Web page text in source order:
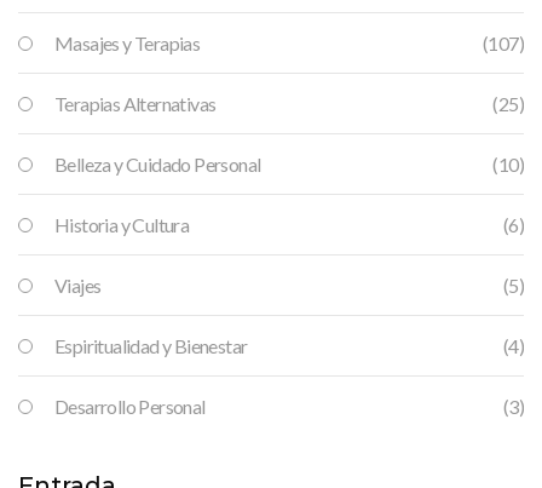
Masajes y Terapias (107)
Terapias Alternativas (25)
Belleza y Cuidado Personal (10)
Historia y Cultura (6)
Viajes (5)
Espiritualidad y Bienestar (4)
Desarrollo Personal (3)